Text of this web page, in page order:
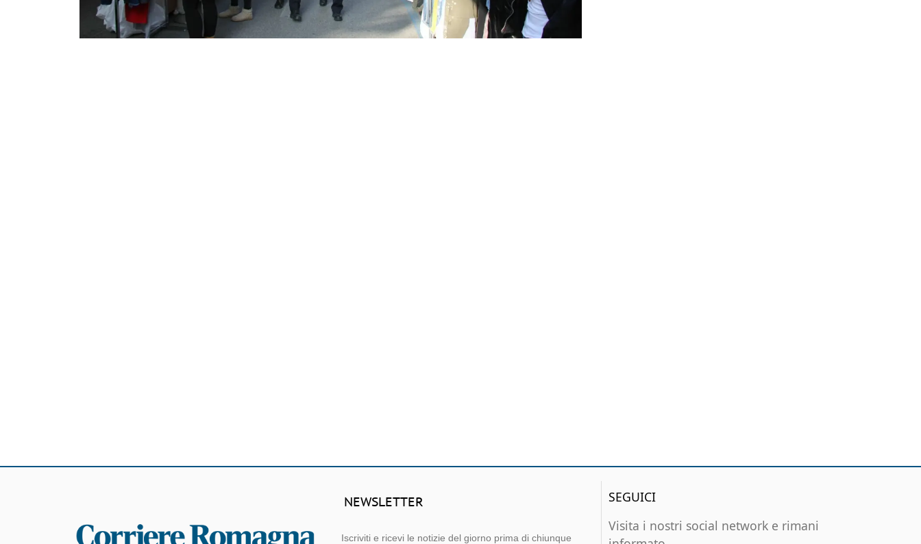
NEWSLETTER
Iscriviti e ricevi le notizie del giorno prima di chiunque
SEGUICI
Visita i nostri social network e rimani